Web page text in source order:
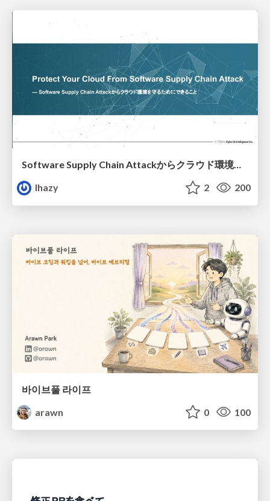
Software Supply Chain Attackからクラウド環境を守るためにできること
lhazy
2 200
바이브풀 라이프
arawn
0 100